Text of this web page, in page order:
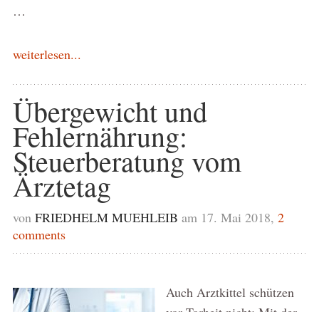
…
weiterlesen...
Übergewicht und
Fehlernährung:
Steuerberatung vom
Ärztetag
von FRIEDHELM MUEHLEIB am 17. Mai 2018, 2
comments
Auch Arztkittel schützen